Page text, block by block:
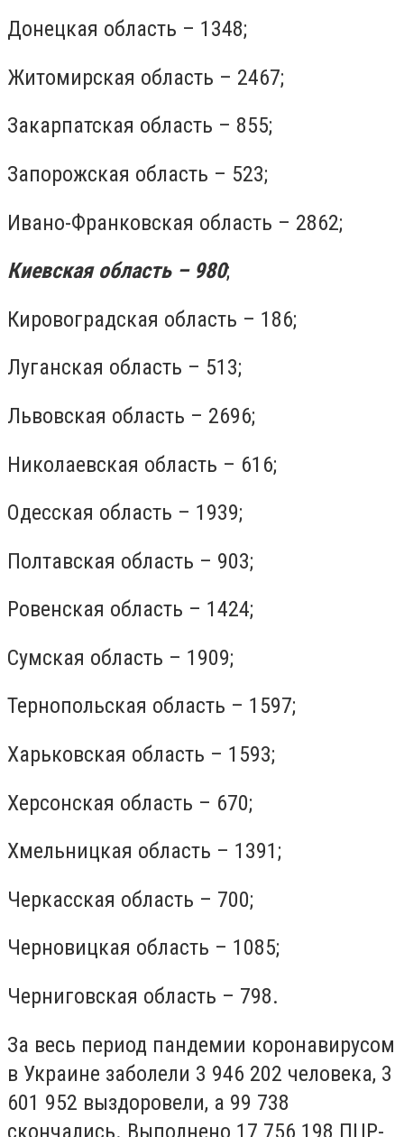
Донецкая область – 1348;
Житомирская область – 2467;
Закарпатская область – 855;
Запорожская область – 523;
Ивано-Франковская область – 2862;
Киевская область – 980;
Кировоградская область – 186;
Луганская область – 513;
Львовская область – 2696;
Николаевская область – 616;
Одесская область – 1939;
Полтавская область – 903;
Ровенская область – 1424;
Сумская область – 1909;
Тернопольская область – 1597;
Харьковская область – 1593;
Херсонская область – 670;
Хмельницкая область – 1391;
Черкасская область – 700;
Черновицкая область – 1085;
Черниговская область – 798.
За весь период пандемии коронавирусом
в Украине заболели 3 946 202 человека, 3
601 952 выздоровели, а 99 738
скончались. Выполнено 17 756 198 ПЦР-